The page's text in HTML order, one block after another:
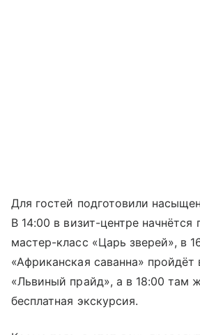
Для гостей подготовили
В 14:00 в визит-центре начнётся
мастер-класс «Царь зверей», в
«Африканская саванна» пройдёт
«Львиный прайд», а в 18:00 там
бесплатная экскурсия.